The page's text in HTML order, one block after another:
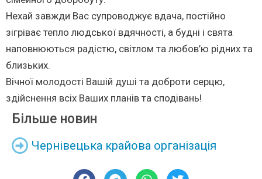
Нехай завжди Вас супроводжує вдача, постійно
зігріває тепло людської вдячності, а будні і свята
наповнюються радістю, світлом та любов’ю рідних та
близьких.
Вічної молодості Вашій душі та доброти серцю,
здійснення всіх Ваших планів та сподівань!
Більше новин
Чернівецька крайова організація